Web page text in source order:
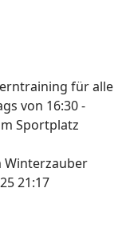
für alle
von 16:30 -
Sportplatz
Winterzauber
21:17